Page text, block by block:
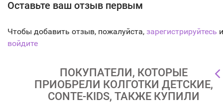
Оставьте ваш отзыв первым
Чтобы добавить отзыв, пожалуйста, зарегистрируйтесь
войдите
ПОКУПАТЕЛИ, КОТОРЫЕ
ПРИОБРЕЛИ КОЛГОТКИ ДЕТСКИЕ,
CONTE-KIDS, ТАКЖЕ КУПИЛИ